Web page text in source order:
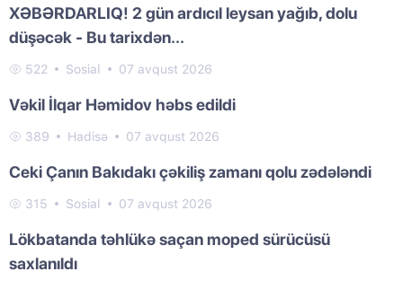
XƏBƏRDARLIQ! 2 gün ardıcıl leysan yağıb, dolu
düşəcək - Bu tarixdən...
522 Sosial 07 avqust 2026
Vəkil İlqar Həmidov həbs edildi
389 Hadisə 07 avqust 2026
Ceki Çanın Bakıdakı çəkiliş zamanı qolu zədələndi
315 Sosial 07 avqust 2026
Lökbatanda təhlükə saçan moped sürücüsü
saxlanıldı